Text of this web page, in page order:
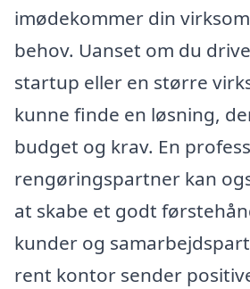
imødekommer din
behov. Uanset om du
startup eller en større
kunne finde en løsning,
budget og krav. En
rengøringspartner kan
at skabe et godt
kunder og
rent kontor sender